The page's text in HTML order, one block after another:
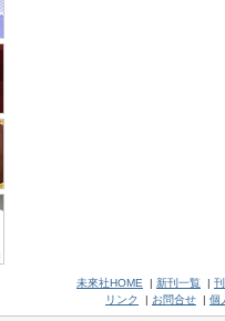
未來社HOME | 新刊一覧 |
リンク
| お問合せ | 個